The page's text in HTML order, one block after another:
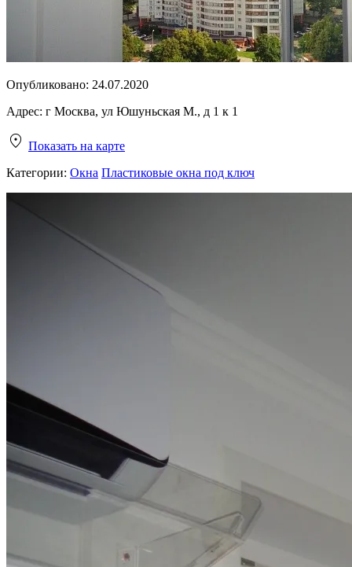
Опубликовано: 24.07.2020
Адрес: г Москва, ул Юшуньская М., д 1 к 1
Показать на карте
Категории: Окна Пластиковые окна под ключ